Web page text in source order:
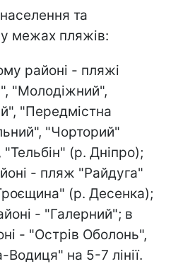
та
межах пляжів:
районі - пляжі
"Молодіжний",
"Передмістна
"Чорторий"
(р. Дніпро);
- пляж "Райдуга"
(р. Десенка);
- "Галерний"; в
- "Острів Оболонь",
на 5-7 лінії.